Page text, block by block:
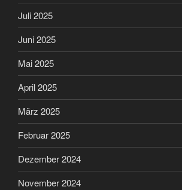
Juli 2025
Juni 2025
Mai 2025
April 2025
März 2025
Februar 2025
Dezember 2024
November 2024